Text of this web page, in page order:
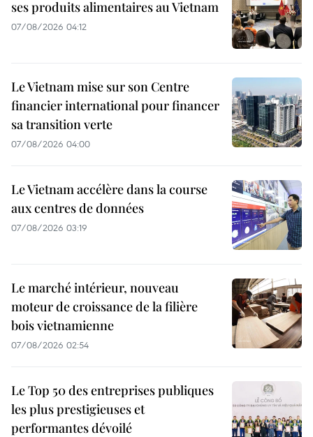
ses produits alimentaires au Vietnam
07/08/2026 04:12
Le Vietnam mise sur son Centre
financier international pour financer
sa transition verte
07/08/2026 04:00
Le Vietnam accélère dans la course
aux centres de données
07/08/2026 03:19
Le marché intérieur, nouveau
moteur de croissance de la filière
bois vietnamienne
07/08/2026 02:54
Le Top 50 des entreprises publiques
les plus prestigieuses et
performantes dévoilé